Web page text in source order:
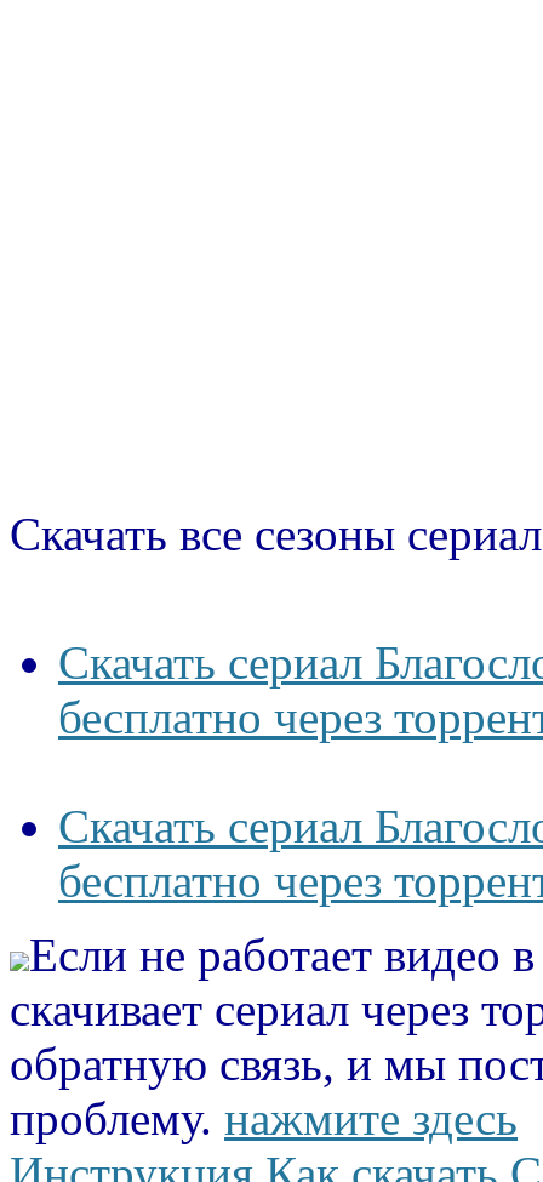
Скачать все сезоны
Скачать сериал
бесплатно через
Скачать сериал
бесплатно через
Если не работает видео
скачивает сериал через
обратную связь, и мы
проблему. нажмите здесь